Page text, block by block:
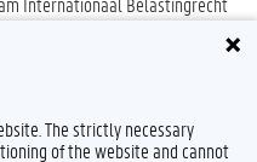
The strictly necessary
of the website and cannot